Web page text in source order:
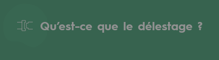
Accélérateur de la transition énergétique
Qu’est-ce que le délestage ?